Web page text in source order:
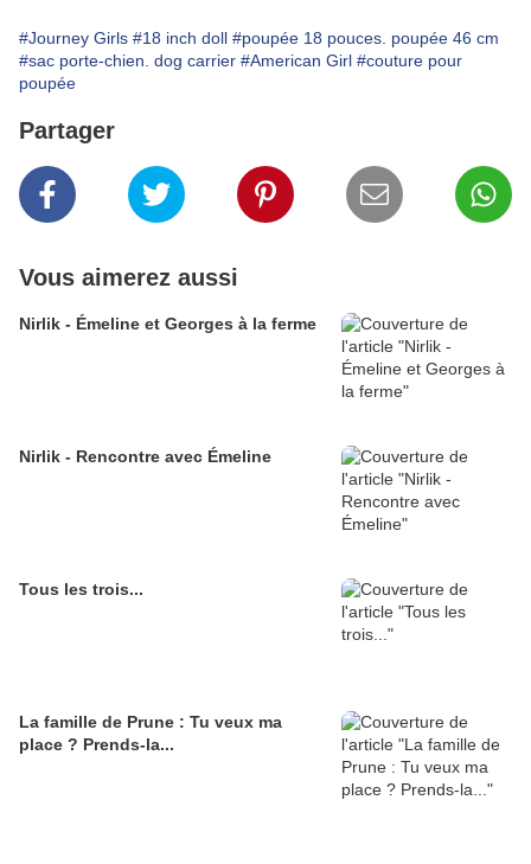
#Journey Girls #18 inch doll #poupée 18 pouces. poupée 46 cm
#sac porte-chien. dog carrier #American Girl #couture pour
poupée
Partager
Vous aimerez aussi
Nirlik - Émeline et Georges à la ferme
Nirlik - Rencontre avec Émeline
Tous les trois...
La famille de Prune : Tu veux ma
place ? Prends-la...